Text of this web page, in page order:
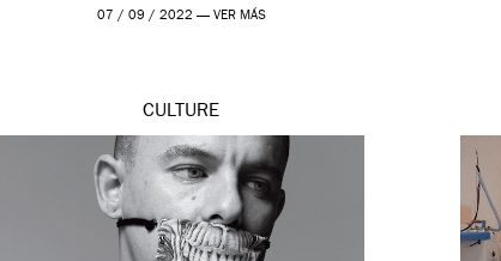
07 / 09 / 2022 — VER MÁS
CULTURE